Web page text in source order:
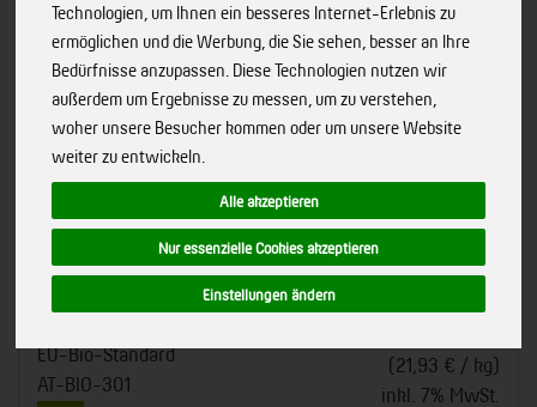
Technologien, um Ihnen ein besseres Internet-Erlebnis zu
ermöglichen und die Werbung, die Sie sehen, besser an Ihre
Bedürfnisse anzupassen. Diese Technologien nutzen wir
außerdem um Ergebnisse zu messen, um zu verstehen,
woher unsere Besucher kommen oder um unsere Website
weiter zu entwickeln.
Alle akzeptieren
Nur essenzielle Cookies akzeptieren
Einstellungen ändern
Schmelzkäsescheiben für
Toast+Burger
Toast 150g 30% Fett i.Tr. (8 Scheiben)
Art.-Nr.
EU-Bio-Standard
AT-BIO-301
*
(21,93 € / kg)
inkl. 7% MwSt.